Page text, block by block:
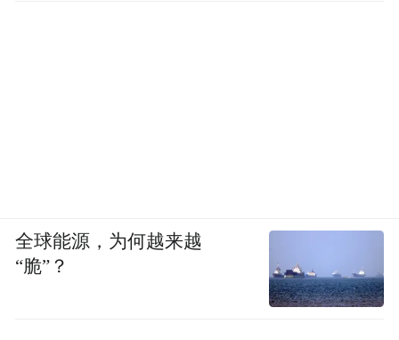
全球能源，为何越来越
“脆”？